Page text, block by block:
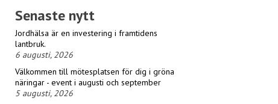
Senaste nytt
Jordhälsa är en investering i framtidens
lantbruk.
6 augusti, 2026
Välkommen till mötesplatsen för dig i gröna
näringar - event i augusti och september
5 augusti, 2026